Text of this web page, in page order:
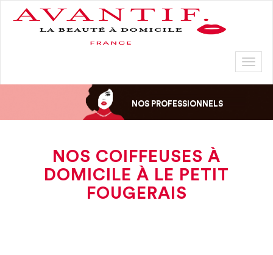
NOS PROFESSIONNELS
NOS COIFFEUSES À
DOMICILE À LE PETIT
FOUGERAIS